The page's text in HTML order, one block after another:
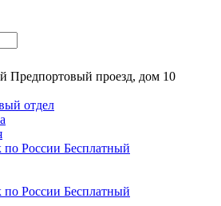
Предпортовый проезд, дом 10
отдел
по России Бесплатный
по России Бесплатный